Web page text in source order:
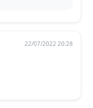
22/07/2022 20:28